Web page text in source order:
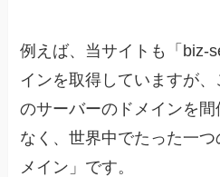
例えば、当サイトも「biz-
インを取得していますが
のサーバーのドメインを
なく、世界中でたった一
メイン」です。